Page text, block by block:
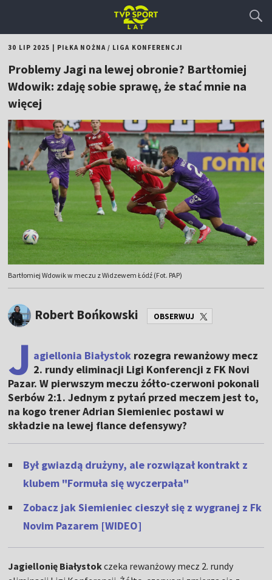
30 LIP 2025 PIŁKA NOŻNA/ LIGA KONFERENCJI
Problemy Jagi na lewej obronie? Bartłomiej
Wdowik: zdaję sobie sprawę, że stać mnie na
więcej
Bartłomiej Wdowik w meczu z Widzewem Łódź (Fot. PAP)
Robert Bońkowski OBSERWUJ
J agiellonia Białystok rozegra rewanżowy mecz
2. rundy eliminacji Ligi Konferencji z FK Novi
Pazar. W pierwszym meczu żółto-czerwoni pokonali
Serbów 2:1. Jednym z pytań przed meczem jest to,
na kogo trener Adrian Siemieniec postawi w
składzie na lewej flance defensywy?
Był gwiazdą drużyny, ale rozwiązał kontrakt z
klubem "Formuła się wyczerpała"
Zobacz jak Siemieniec cieszył się z wygranej z Fk
Novim Pazarem [WIDEO]
Jagiellonię Białystokczeka rewanżowy mecz 2. rundy